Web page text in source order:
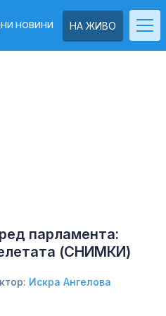
НА ЖИВО
НОВИНИ
парламента:
(СНИМКИ)
Искра Ангелова